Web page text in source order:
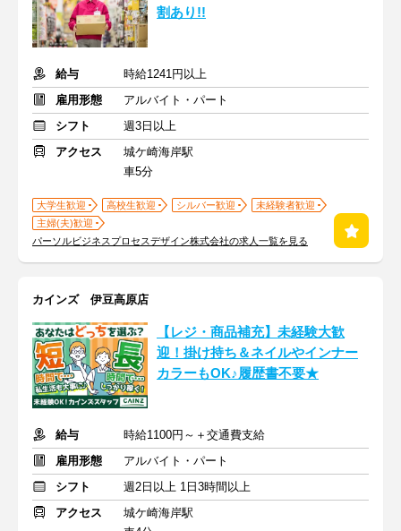
割あり!!
給与
時給1241円以上
雇用形態
アルバイト・パート
シフト
週3日以上
アクセス
城ケ崎海岸駅
車5分
大学生歓迎 高校生歓迎 シルバー歓迎
未経験者歓迎
主婦(夫)歓迎
パーソルビジネスプロセスデザイン株式会社の求人一覧を見る
カインズ 伊豆高原店
【レジ・商品補充】未経験大歓
迎！掛け持ち＆ネイルやインナー
カラーもOK♪履歴書不要★
給与
時給1100円～＋交通費支給
雇用形態
アルバイト・パート
シフト
週2日以上 1日3時間以上
アクセス
城ケ崎海岸駅